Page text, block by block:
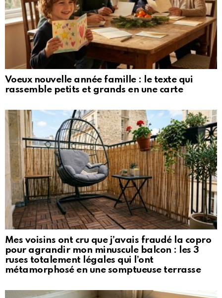
Voeux nouvelle année famille : le texte qui
rassemble petits et grands en une carte
Mes voisins ont cru que j’avais fraudé la copro
pour agrandir mon minuscule balcon : les 3
ruses totalement légales qui l’ont
métamorphosé en une somptueuse terrasse